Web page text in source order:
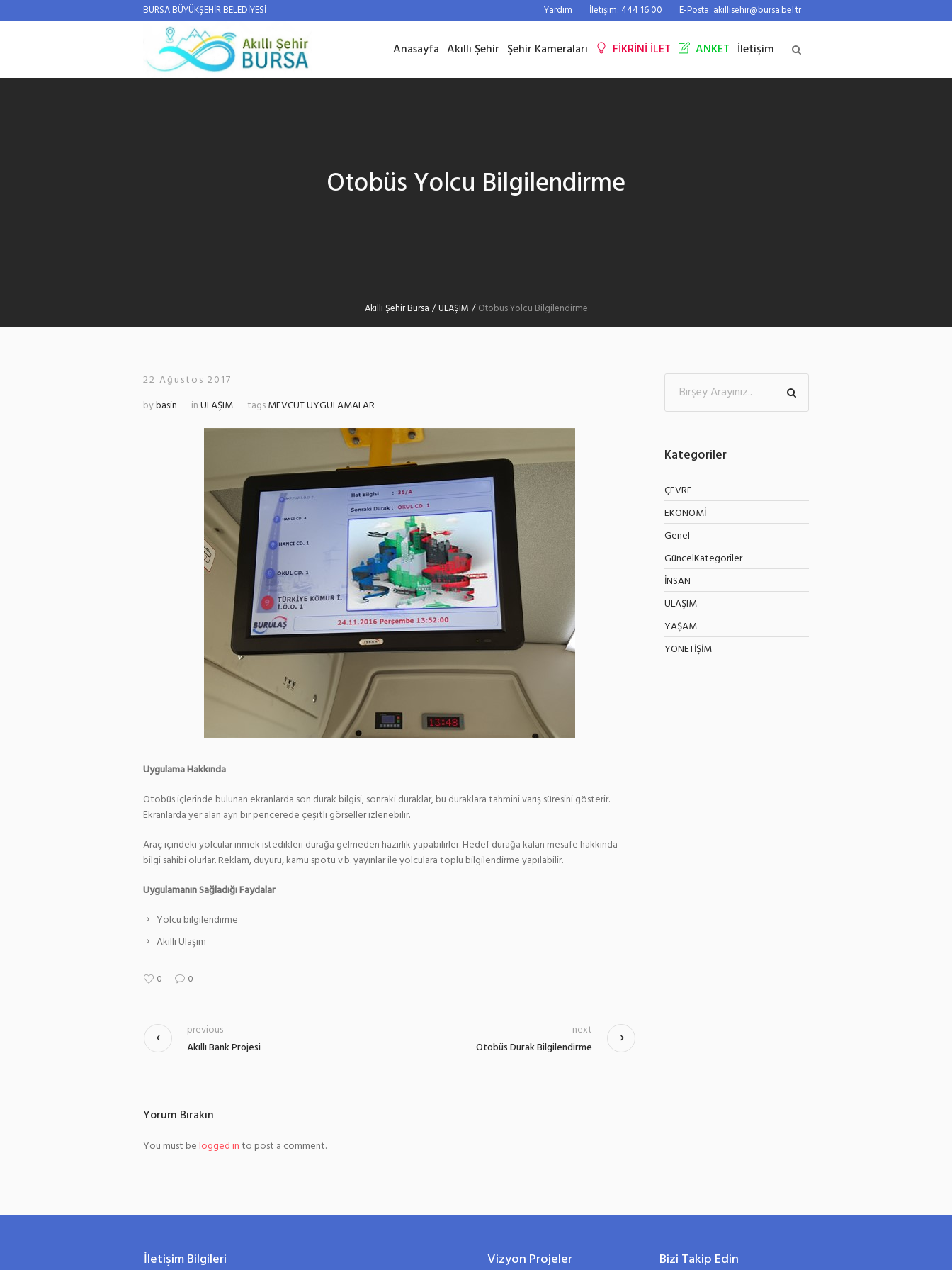
Yardım İletişim: 444 16 00 E-Posta: akillisehir@bursa.bel.tr
BURSA BÜYÜKŞEHİR BELEDİYESİ
Anasayfa Akıllı Şehir Şehir Kameraları FİKRİNİ İLET ANKET İletişim
Otobüs Yolcu Bilgilendirme
Akıllı Şehir Bursa /ULAŞIM /Otobüs Yolcu Bilgilendirme
22 Ağustos 2017
bybasin inULAŞIM tagsMEVCUT UYGULAMALAR
Uygulama Hakkında
Otobüs içlerinde bulunan ekranlarda son durak bilgisi, sonraki duraklar, bu duraklara tahmini varış süresini gösterir.
Ekranlarda yer alan ayrı bir pencerede çeşitli görseller izlenebilir.
Araç içindeki yolcular inmek istedikleri durağa gelmeden hazırlık yapabilirler. Hedef durağa kalan mesafe hakkında
bilgi sahibi olurlar. Reklam, duyuru, kamu spotu v.b. yayınlar ile yolculara toplu bilgilendirme yapılabilir.
Uygulamanın Sağladığı Faydalar
Yolcu bilgilendirme
Akıllı Ulaşım
0 0
Akıllı Bank Projesi
previous
Otobüs Durak Bilgilendirme
next
Yorum Bırakın
You must belogged into post a comment.
Kategoriler
ÇEVRE
EKONOMİ
Genel
GüncelKategoriler
İNSAN
ULAŞIM
YAŞAM
YÖNETİŞİM
İletişim Bilgileri Vizyon Projeler Bizi Takip Edin